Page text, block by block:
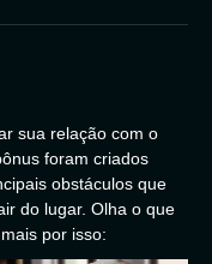
sua relação com o
foram criados
obstáculos que
do lugar. Olha o que
por isso: